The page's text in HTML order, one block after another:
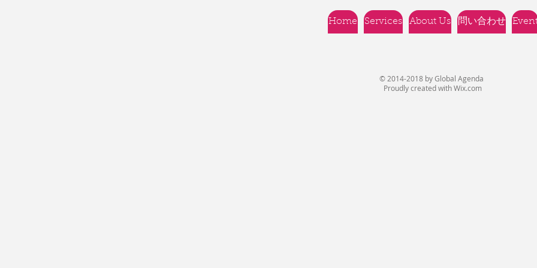
Home Services About Us 問い合わせ
© 2014-2018 by Global Agenda
Proudly created withWix.com